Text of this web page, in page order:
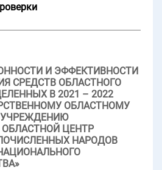
И ЭФФЕКТИВНОСТИ
СРЕДСТВ ОБЛАСТНОГО
В 2021 – 2022
ОБЛАСТНОМУ
ЦЕНТР
НАРОДОВ